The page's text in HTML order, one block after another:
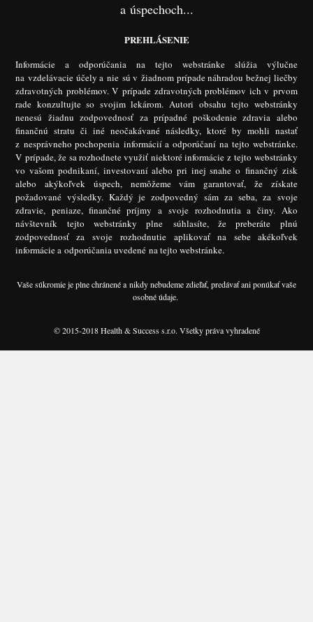
a úspechoch...
PREHLÁSENIE
Informácie a odporúčania na tejto webstránke slúžia výlučne
na vzdelávacie účely a nie sú v žiadnom prípade náhradou bežnej liečby
zdravotných problémov. V prípade zdravotných problémov ich v prvom
rade konzultujte so svojim lekárom. Autori obsahu tejto webstránky
nenesú žiadnu zodpovednosť za prípadné poškodenie zdravia alebo
finančnú stratu či iné neočakávané následky, ktoré by mohli nastať
z nesprávneho pochopenia informácií a odporúčaní na tejto webstránke.
V prípade, že sa rozhodnete využiť niektoré informácie z tejto webstránky
vo vašom podnikaní, investovaní alebo pri inej snahe o finančný zisk
alebo akýkoľvek úspech, nemôžeme vám garantovať, že získate
požadované výsledky. Každý je zodpovedný sám za seba, za svoje
zdravie, peniaze, finančné príjmy a svoje rozhodnutia a činy. Ako
návštevník tejto webstránky plne súhlasíte, že preberáte plnú
zodpovednosť za svoje rozhodnutie aplikovať na sebe akékoľvek
informácie a odporúčania uvedené na tejto webstránke.
Vaše súkromie je plne chránené a nikdy nebudeme zdieľať, predávať ani ponúkať vaše
osobné údaje.
© 2015-2018 Health & Success s.r.o. Všetky práva vyhradené